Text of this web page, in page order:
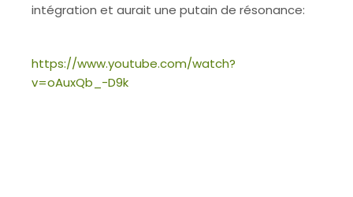
intégration et aurait une putain de résonance:
https://www.youtube.com/watch?
v=oAuxQb_-D9k